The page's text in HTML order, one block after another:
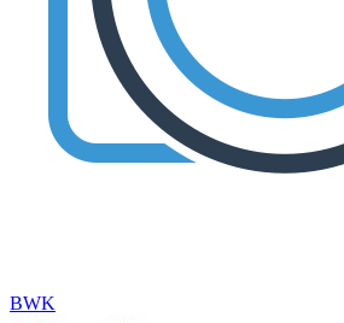
BWK